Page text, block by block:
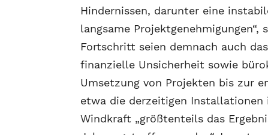
Hindernissen, darunter eine
langsame
Fortschritt seien demnach auch
finanzielle Unsicherheit sowie
Umsetzung von Projekten bis zur
etwa die derzeitigen Installationen
Windkraft „größtenteils das